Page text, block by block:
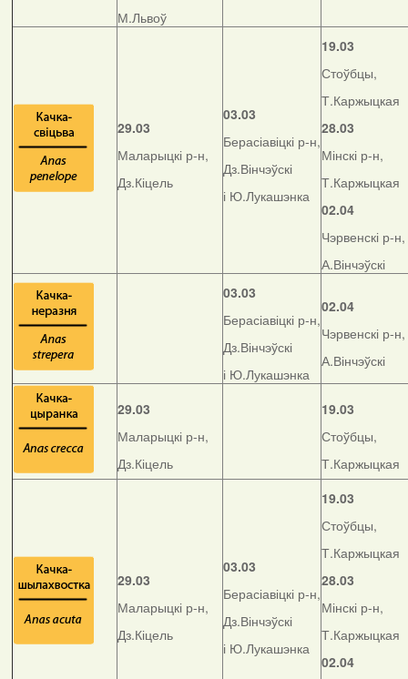
М.Львоў
29.03
Маларыцкі р-н,
Дз.Кіцель
03.03
Берасіавіцкі р-н,
Дз.Вінчэўскі
і Ю.Лукашэнка
19.03
Стоўбцы,
Т.Каржыцкая
28.03
Мінскі р-н,
Т.Каржыцкая
02.04
Чэрвенскі р-н,
А.Вінчэўскі
03.03
Берасіавіцкі р-н,
Дз.Вінчэўскі
і Ю.Лукашэнка
02.04
Чэрвенскі р-н,
А.Вінчэўскі
29.03
Маларыцкі р-н,
Дз.Кіцель
19.03
Стоўбцы,
Т.Каржыцкая
29.03
Маларыцкі р-н,
Дз.Кіцель
03.03
Берасіавіцкі р-н,
Дз.Вінчэўскі
і Ю.Лукашэнка
19.03
Стоўбцы,
Т.Каржыцкая
28.03
Мінскі р-н,
Т.Каржыцкая
02.04